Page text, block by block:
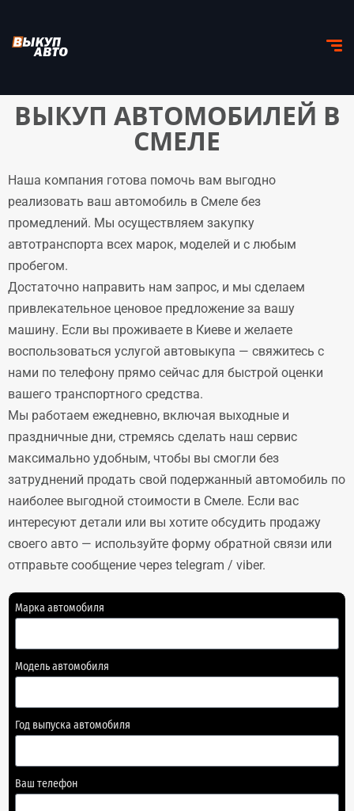
ВЫКУП АВТОМОБИЛЕЙ В
СМЕЛЕ
Наша компания готова помочь вам выгодно
реализовать ваш автомобиль в Смеле без
промедлений. Мы осуществляем закупку
автотранспорта всех марок, моделей и с любым
пробегом.
Достаточно направить нам запрос, и мы сделаем
привлекательное ценовое предложение за вашу
машину. Если вы проживаете в Киеве и желаете
воспользоваться услугой автовыкупа — свяжитесь с
нами по телефону прямо сейчас для быстрой оценки
вашего транспортного средства.
Мы работаем ежедневно, включая выходные и
праздничные дни, стремясь сделать наш сервис
максимально удобным, чтобы вы смогли без
затруднений продать свой подержанный автомобиль по
наиболее выгодной стоимости в Смеле. Если вас
интересуют детали или вы хотите обсудить продажу
своего авто — используйте форму обратной связи или
отправьте сообщение через telegram / viber.
Марка автомобиля
Модель автомобиля
Год выпуска автомобиля
Ваш телефон